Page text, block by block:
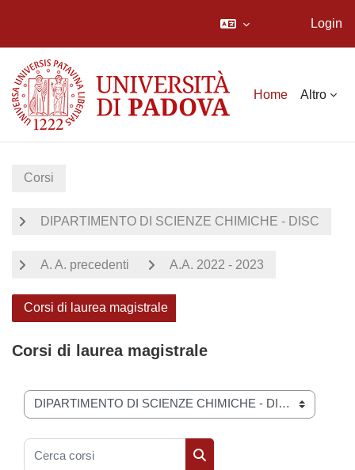
Login
Home Altro
Corsi
DIPARTIMENTO DI SCIENZE CHIMICHE - DISC
A. A. precedenti A.A. 2022 - 2023
Corsi di laurea magistrale
Corsi di laurea magistrale
Categorie di corso
Cerca corsi